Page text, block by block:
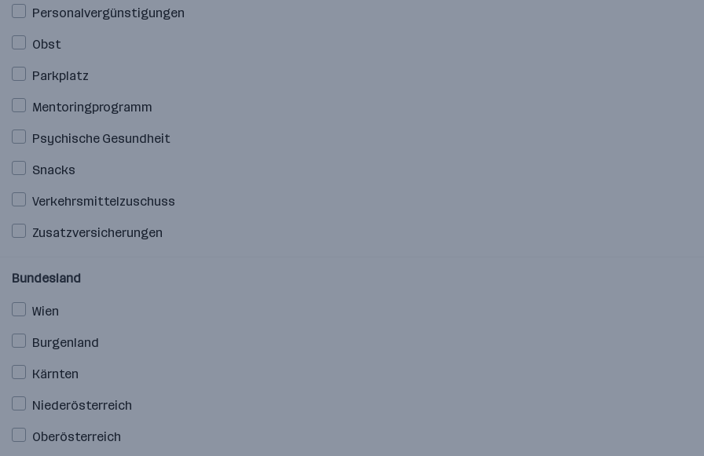
Personalvergünstigungen
Obst
Parkplatz
Mentoringprogramm
Psychische Gesundheit
Snacks
Verkehrsmittelzuschuss
Zusatzversicherungen
Bundesland
Wien
Burgenland
Kärnten
Niederösterreich
Oberösterreich